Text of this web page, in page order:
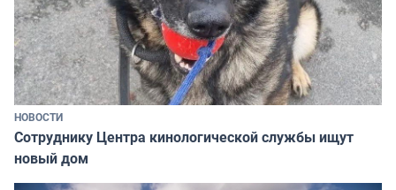
НОВОСТИ
Сотруднику Центра кинологической службы ищут
новый дом